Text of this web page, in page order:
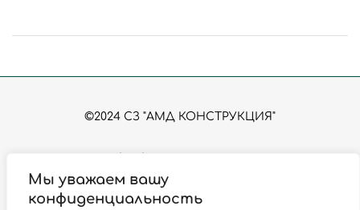
Мы уважаем вашу
конфиденциальность
©2024 СЗ "АМД КОНСТРУКЦИЯ"
Согласие на обработку персональных данных
Политика использования файлов Сookies